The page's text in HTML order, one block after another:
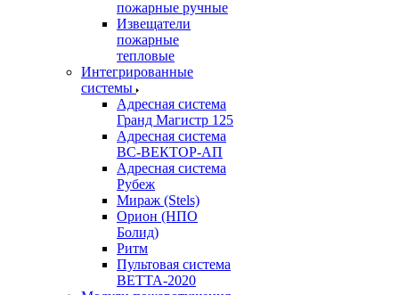
пожарные ручные
Извещатели
пожарные
тепловые
Интегрированные
системы
Адресная система
Гранд Магистр 125
Адресная система
ВС-ВЕКТОР-АП
Адресная система
Рубеж
Мираж (Stels)
Орион (НПО
Болид)
Ритм
Пультовая система
ВЕТТА-2020